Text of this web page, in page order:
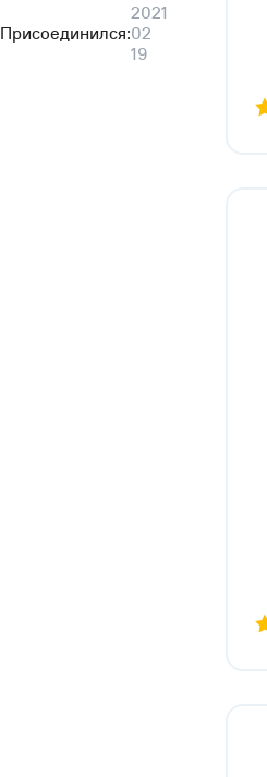
Присоединился:
2021
02
19